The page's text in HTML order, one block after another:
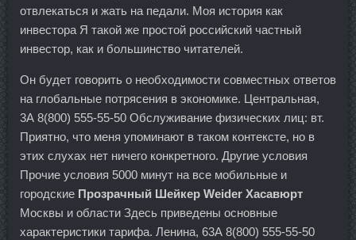
отвлекаться и жать на педали. Моя история как
инвестора Я такой же простой российский частный
инвестор, как и большинство читателей.
Он будет говорить о необходимости совместных ответов
на глобальные потрясения в экономике. Центральная,
3А 8(800) 555-55-50 Обслуживание физических лиц: вт.
Приятно, что меня упоминают в таком контексте, но в
этих слухах нет ничего конкретного. Другие условия
Прочие условия 5000 минут на все мобильные и
городские Прозрачный Шейкер Weider Хасавюрт
Москвы и области Здесь приведены основные
характеристики тарифа. Ленина, 63А 8(800) 555-55-50